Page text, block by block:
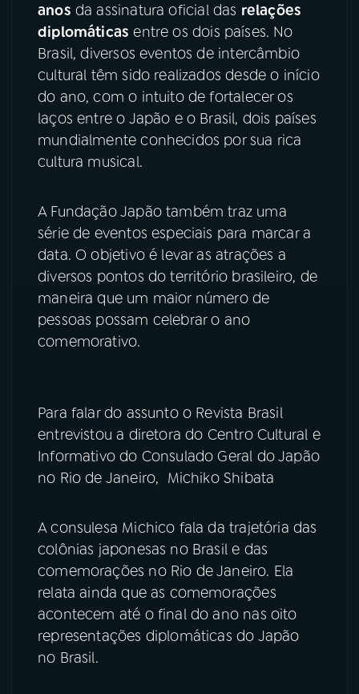
05 PODCASTS
06VIDEOCASTS
FESTIVAL DE MÚSICA
ACOMPANHE A RÁDIO NACIONAL
YouTube Facebook
Instagram
anos da assinatura oficial das relações
diplomáticas entre os dois países. No
Brasil, diversos eventos de intercâmbio
cultural têm sido realizados desde o início
do ano, com o intuito de fortalecer os
laços entre o Japão e o Brasil, dois países
mundialmente conhecidos por sua rica
cultura musical.
A Fundação Japão também traz uma
série de eventos especiais para marcar a
data. O objetivo é levar as atrações a
diversos pontos do território brasileiro, de
maneira que um maior número de
pessoas possam celebrar o ano
comemorativo.
Para falar do assunto o Revista Brasil
entrevistou a diretora do Centro Cultural e
Informativo do Consulado Geral do Japão
no Rio de Janeiro, Michiko Shibata
A consulesa Michico fala da trajetória das
colônias japonesas no Brasil e das
comemorações no Rio de Janeiro. Ela
relata ainda que as comemorações
acontecem até o final do ano nas oito
representações diplomáticas do Japão
no Brasil.